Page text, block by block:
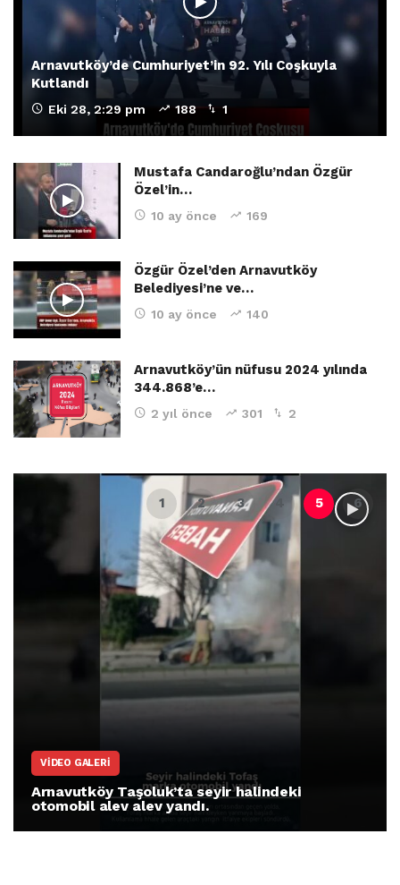
Arnavutköy’de Cumhuriyet’in 92. Yılı Coşkuyla
Kutlandı
Eki 28, 2:29 pm 188 1
Mustafa Candaroğlu’ndan Özgür
Özel’in…
10 ay önce 169
Özgür Özel’den Arnavutköy
Belediyesi’ne ve…
10 ay önce 140
Arnavutköy’ün nüfusu 2024 yılında
344.868’e…
2 yıl önce 301 2
ARNAVUTKÖY
Arnavutköy İmrahor Mahallesi sakinleri
protesto gösterisi düzenledi